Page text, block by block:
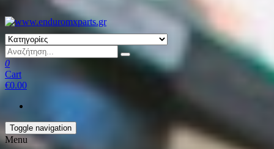
0
Cart
€0.00
Toggle navigation
Menu